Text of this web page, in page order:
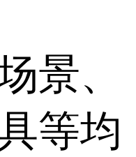
景、
等均